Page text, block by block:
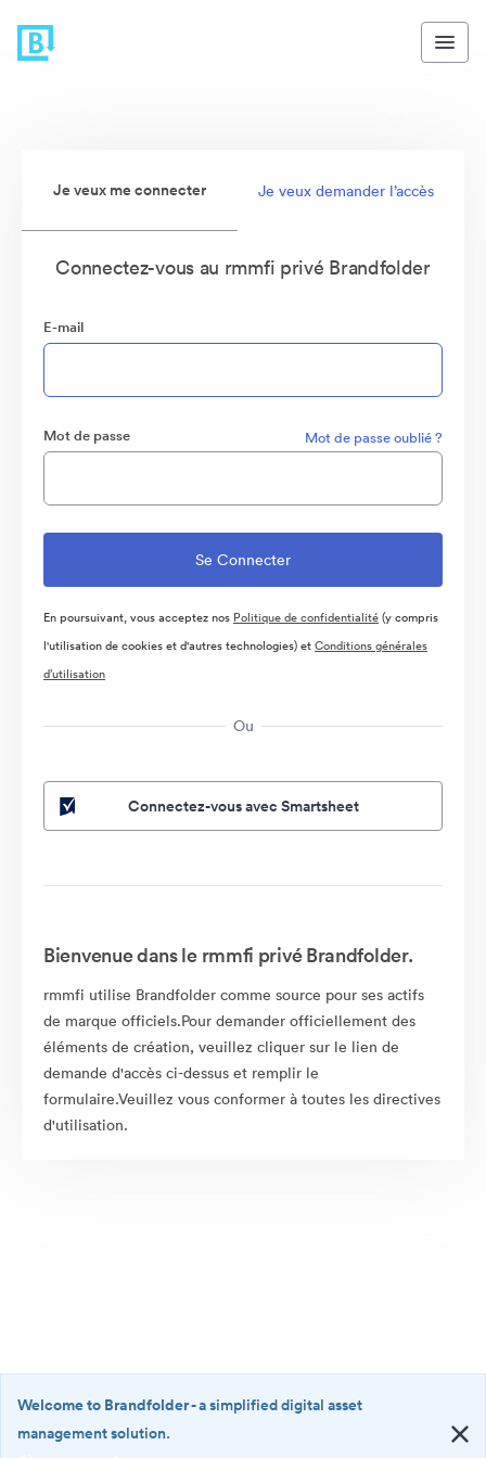
Je veux me connecter Je veux demander l’accès
Connectez-vous au rmmfi privé Brandfolder
E-mail
Mot de passe Mot de passe oublié ?
En poursuivant, vous acceptez nos Politique de confidentialité(y compris
l'utilisation de cookies et d'autres technologies) etConditions générales
d’utilisation
Ou
Connectez-vous avec Smartsheet
Bienvenue dans le rmmfi privé Brandfolder.
rmmfi utilise Brandfolder comme source pour ses actifs
de marque officiels.Pour demander officiellement des
éléments de création, veuillez cliquer sur le lien de
demande d'accès ci-dessus et remplir le
formulaire.Veuillez vous conformer à toutes les directives
d'utilisation.
Welcome to Brandfolder- a simplified digital asset
management solution.